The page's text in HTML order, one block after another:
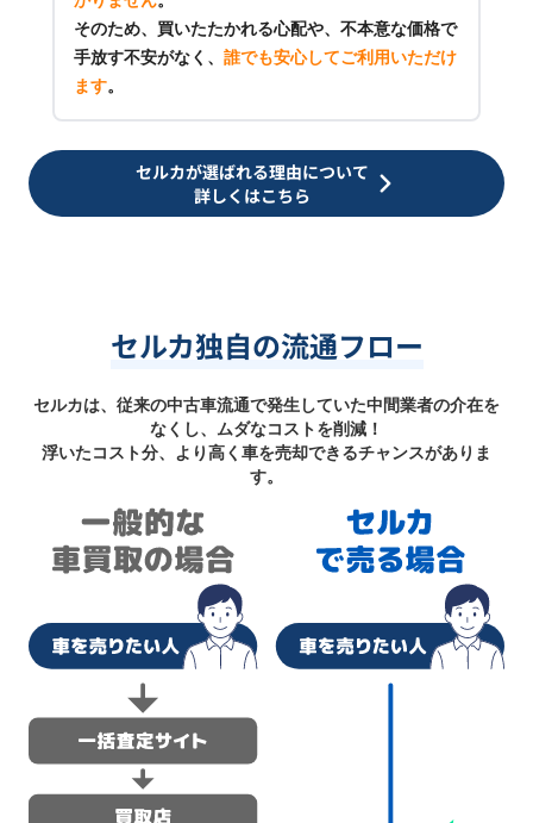
そのため、買いたたかれる心配や、不本意な価格で
手放す不安がなく、 誰でも安心してご利用いただけ
ます。
セルカが選ばれる理由について
詳しくはこちら
セルカ独自の流通フロー
セルカは、従来の中古車流通で発生していた中間業者の介在を
なくし、ムダなコストを削減！
浮いたコスト分、より高く車を売却できるチャンスがありま
す。